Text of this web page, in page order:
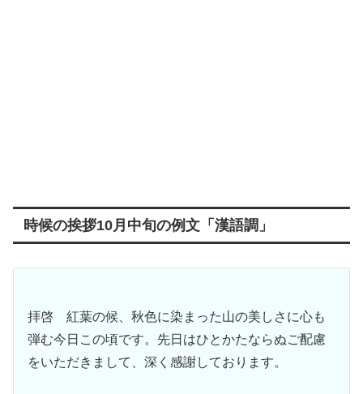
時候の挨拶10月中旬の例文「漢語調」
拝啓 紅葉の候、秋色に染まった山の美しさに心も
弾む今日この頃です。先日はひとかたならぬご配慮
をいただきまして、深く感謝しております。